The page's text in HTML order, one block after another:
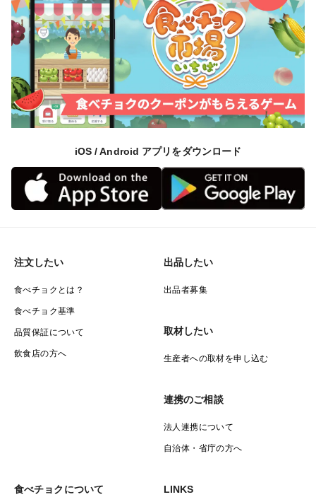
iOS / Android アプリをダウンロード
注文したい
食べチョクとは？
食べチョク基準
品質保証について
飲食店の方へ
出品したい
出品者募集
取材したい
生産者への取材を申し込む
連携のご相談
法人連携について
自治体・省庁の方へ
食べチョクについて LINKS